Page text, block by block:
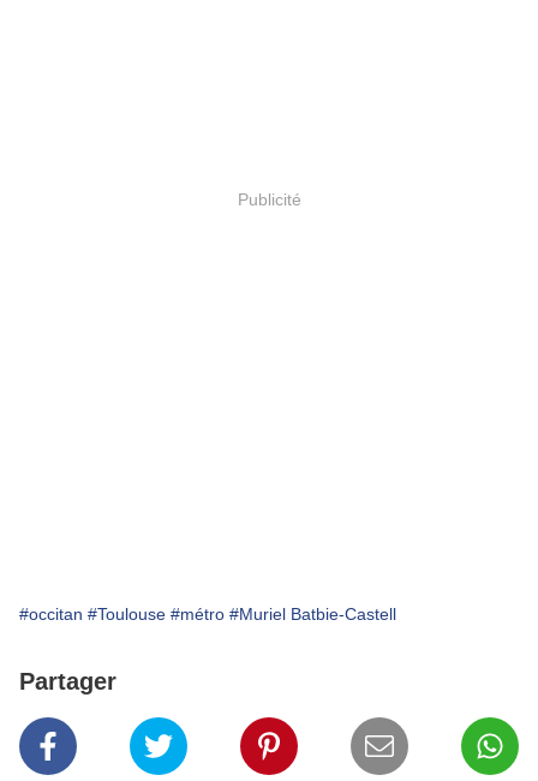
Publicité
#occitan #Toulouse #métro #Muriel Batbie-Castell
Partager